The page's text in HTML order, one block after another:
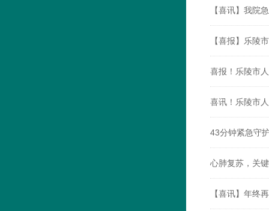
【喜讯】我院
【喜报】乐陵
喜报！乐陵市
喜讯！乐陵市
43分钟紧急守
心肺复苏，关
【喜讯】年终